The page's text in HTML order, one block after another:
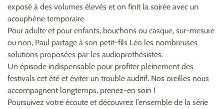
exposé à des volumes élevés et on finit la soirée avec un
acouphène temporaire
Pour adulte et pour enfants, bouchons ou casque, sur-mesure
ou non, Paul partage à son petit-fils Léo les nombreuses
solutions proposées par les audioprothésistes.
Un épisode indispensable pour profiter pleinement des
festivals cet été et éviter un trouble auditif. Nos oreilles nous
accompagnent longtemps, prenez-en soin !
Poursuivez votre écoute et découvrez l’ensemble de la série